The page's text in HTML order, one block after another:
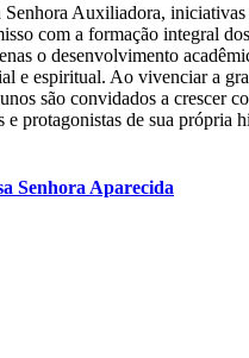
Auxiliadora, iniciativas
com a formação integral
o desenvolvimento
e espiritual. Ao vivenciar a
são convidados a crescer
e protagonistas de sua própria
Senhora Aparecida